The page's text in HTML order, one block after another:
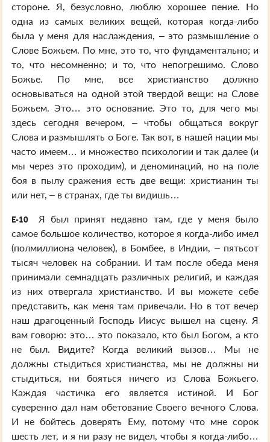
стороне. Я, безусловно, люблю хорошее пение. Но
одна из самых великих вещей, которая когда-либо
была у меня для наслаждения, – это размышление о
Слове Божьем. По мне, это то, что фундаментально; и
то, что несомненно; и то, что непогрешимо. Слово
Божье. По мне, все христианство должно
основываться на одной этой твердой вещи: на Слове
Божьем. Это… это основание. Это то, для чего мы
здесь сегодня вечером, – чтобы общаться вокруг
Слова и размышлять о Боге. Так вот, в нашей нации мы
часто имеем… и множество психологии и так далее (и
мы через это проходим), и деноминаций, но на поле
боя в пылу сражения есть две вещи: христианин ты
или нет, – в странах, где ты видишь…
E-10
Я был принят недавно там, где у меня было
самое большое количество, которое я когда-либо имел
(полмиллиона человек), в Бомбее, в Индии, – пятьсот
тысяч человек на собрании. И там после обеда меня
принимали семнадцать различных религий, и каждая
из них отвергала христианство. И вы можете себе
представить, как меня там привечали. Но в тот вечер
наш драгоценный Господь Иисус вышел на сцену. Я
вам говорю: это… это показало, кто был Богом, а кто
не был. Видите? Когда великий вызов… Мы не
должны стыдиться христианства, мы не должны ни
стыдиться, ни бояться ничего из Слова Божьего.
Каждая частичка его является истиной. И Бог
суверенно дал нам обетование Своего вечного Слова.
И не бойтесь доверять Ему, потому что мне сорок
шесть лет, и я ни разу не видел, чтобы я когда-либо…